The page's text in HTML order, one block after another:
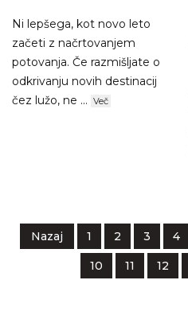
Ni lepšega, kot novo leto
začeti z načrtovanjem
potovanja. Če razmišljate o
odkrivanju novih destinacij
čez lužo, ne ... Več
Nazaj 1 2 3 4
10 11 12